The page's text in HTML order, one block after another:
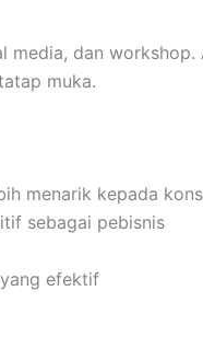
dan
muka.
menarik kepada
sebagai pebisnis
efektif